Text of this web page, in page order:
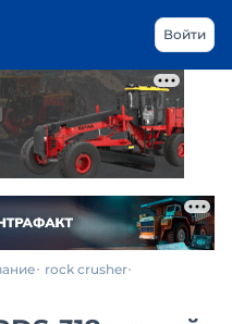
Войти
rock crusher